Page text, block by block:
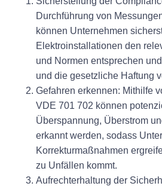
Durchführung von
können Unternehmen
Elektroinstallationen den
und Normen entsprechen
und die gesetzliche Haftung
Gefahren erkennen: Mithilfe
VDE 701 702 können
Überspannung, Überstrom
erkannt werden, sodass
Korrekturmaßnahmen
zu Unfällen kommt.
Aufrechterhaltung der